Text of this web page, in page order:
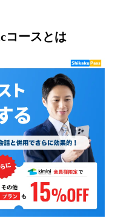
コースとは